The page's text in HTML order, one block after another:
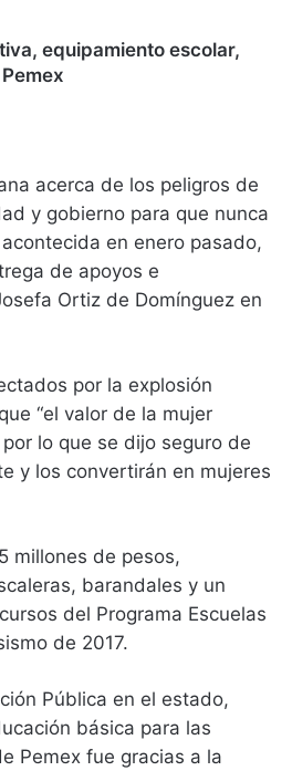
equipamiento escolar,
acerca de los peligros de
y gobierno para que nunca
en enero pasado,
de apoyos e
Ortiz de Domínguez en
por la explosión
“el valor de la mujer
lo que se dijo seguro de
y los convertirán en mujeres
millones de pesos,
barandales y un
del Programa Escuelas
de 2017.
Pública en el estado,
básica para las
Pemex fue gracias a la